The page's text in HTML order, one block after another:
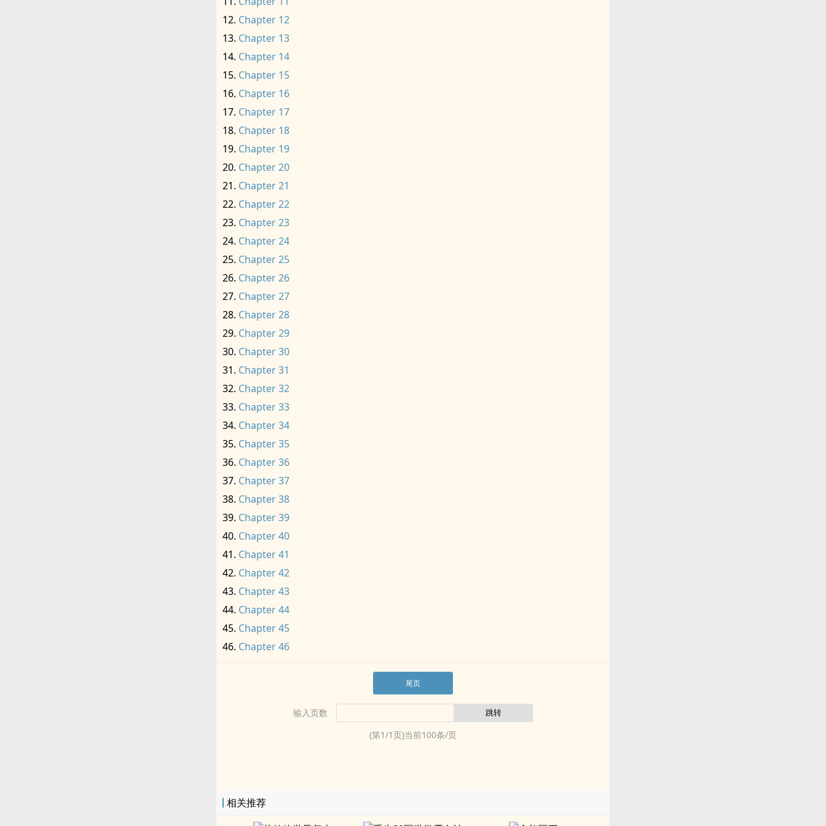
Chapter 12
Chapter 13
Chapter 14
Chapter 15
Chapter 16
Chapter 17
Chapter 18
Chapter 19
Chapter 20
Chapter 21
Chapter 22
Chapter 23
Chapter 24
Chapter 25
Chapter 26
Chapter 27
Chapter 28
Chapter 29
Chapter 30
Chapter 31
Chapter 32
Chapter 33
Chapter 34
Chapter 35
Chapter 36
Chapter 37
Chapter 38
Chapter 39
Chapter 40
Chapter 41
Chapter 42
Chapter 43
Chapter 44
Chapter 45
Chapter 46
尾页
输入页数
(第1/1页)当前100条/页
相关推荐